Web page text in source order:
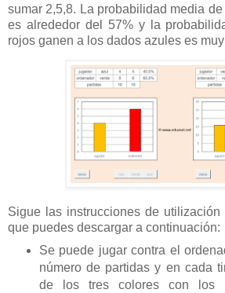
sumar 2,5,8. La probabilidad media
es alrededor del 57% y la
rojos ganen a los dados azules es
Sigue las instrucciones de utilización
que puedes descargar a continuación:
Se puede jugar contra el
número de partidas y en cada
de los tres colores con los